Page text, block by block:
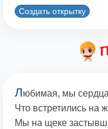
Создать открытку
Любимая, мы
Что встретились на
Мы на щеке